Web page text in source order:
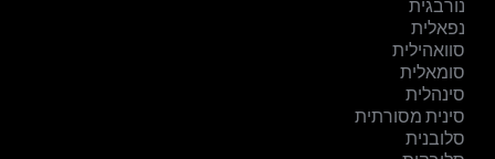
נורבגית
נפאלית
סוואהילית
סומאלית
סינהלית
סינית מסורתית
סלובנית